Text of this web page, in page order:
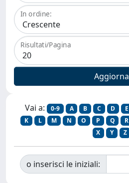
In ordine:
Risultati/Pagina
Vai a: 0-9 A B C D E
K
L M N O P Q R
X
Y Z
o inserisci le iniziali: